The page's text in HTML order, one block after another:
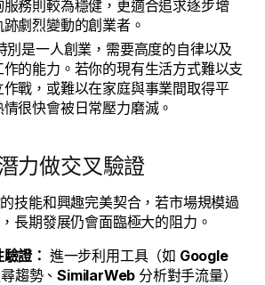
務則較為穩健，更適合追求逐步增
劇烈變動的創業者。
別是一人創業，需要高度的自律以及
的能力。若你的現有生活方式難以支
戰，或難以在家庭與事業間取得平
很快會被日常壓力磨滅。
力做交叉驗證
技能和興趣完美契合，若市場規模過
長期發展仍會面臨極大的阻力。
證： 進一步利用工具（如 Google
趨勢、SimilarWeb 分析對手流量）